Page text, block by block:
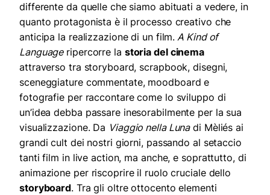
differente da quelle che siamo abituati a vedere, in
quanto protagonista è il processo creativo che
anticipa la realizzazione di un film. A Kind of
Languageripercorre la storia del cinema
attraverso tra storyboard, scrapbook, disegni,
sceneggiature commentate, moodboard e
fotografie per raccontare come lo sviluppo di
un’idea debba passare inesorabilmente per la sua
visualizzazione. Da Viaggio nella Lunadi Mèliés ai
grandi cult dei nostri giorni, passando al setaccio
tanti film in live action, ma anche, e soprattutto, di
animazione per riscoprire il ruolo cruciale dello
storyboard. Tra gli oltre ottocento elementi